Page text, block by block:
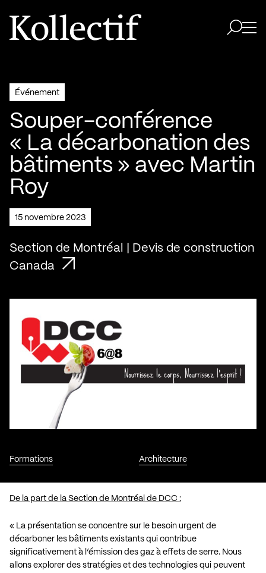
Aller à la page d'accueil
Logo Kollectif
Événement
Souper-conférence
« La décarbonation des
bâtiments » avec Martin
Roy
15 novembre 2023
Section de Montréal | Devis de construction
Canada
Formations Architecture
De la part de la Section de Montréal de DCC :
« La présentation se concentre sur le besoin urgent de
décarboner les bâtiments existants qui contribue
significativement à l’émission des gaz à effets de serre. Nous
allons explorer des stratégies et des technologies qui peuvent